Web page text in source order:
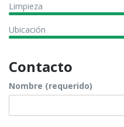
Limpieza
Ubicación
Contacto
Nombre (requerido)